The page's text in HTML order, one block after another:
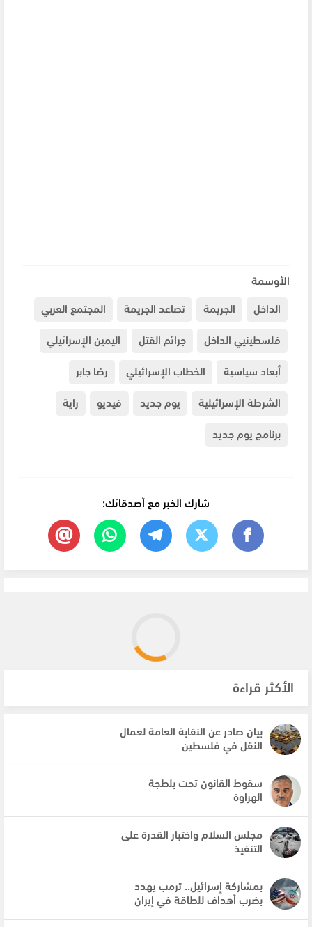
الأوسمة
الداخل
الجريمة تصاعد الجريمة
المجتمع العربي
فلسطينيي الداخل
جرائم القتل
اليمين الإسرائيلي
أبعاد سياسية
الخطاب الإسرائيلي
رضا جابر
الشرطة الإسرائيلية
يوم جديد فيديو
راية
برنامج يوم جديد
شارك الخبر مع أصدقائك:
الأكثر قراءة
بيان صادر عن النقابة العامة لعمال
النقل في فلسطين
سقوط القانون تحت بلطجة
الهراوة
مجلس السلام واختبار القدرة على
التنفيذ
بمشاركة إسرائيل.. ترمب يهدد
بضرب أهداف للطاقة في إيران